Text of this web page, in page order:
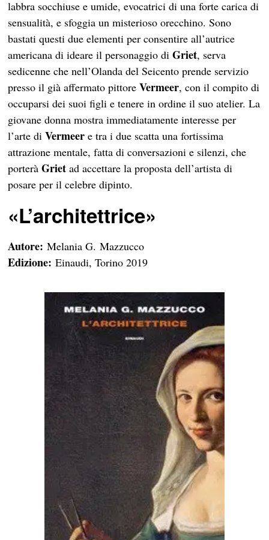
labbra socchiuse e umide, evocatrici di una forte carica di
sensualità, e sfoggia un misterioso orecchino. Sono
bastati questi due elementi per consentire all’autrice
americana di ideare il personaggio diGriet, serva
sedicenne che nell’Olanda del Seicento prende servizio
presso il già affermato pittoreVermeer, con il compito di
occuparsi dei suoi figli e tenere in ordine il suo atelier. La
giovane donna mostra immediatamente interesse per
l’arte diVermeere tra i due scatta una fortissima
attrazione mentale, fatta di conversazioni e silenzi, che
porteràGrietad accettare la proposta dell’artista di
posare per il celebre dipinto.
«L’architettrice»
Autore: Melania G. Mazzucco
Edizione: Einaudi, Torino 2019